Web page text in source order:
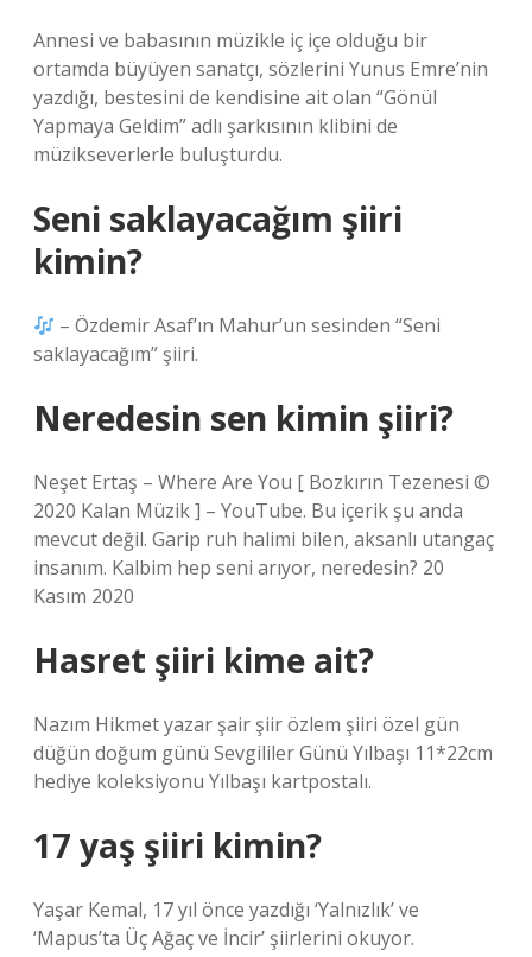
Annesi ve babasının müzikle iç içe olduğu bir
ortamda büyüyen sanatçı, sözlerini Yunus Emre’nin
yazdığı, bestesini de kendisine ait olan “Gönül
Yapmaya Geldim” adlı şarkısının klibini de
müzikseverlerle buluşturdu.
Seni saklayacağım şiiri
kimin?
– Özdemir Asaf’ın Mahur’un sesinden “Seni
saklayacağım” şiiri.
Neredesin sen kimin şiiri?
Neşet Ertaş – Where Are You [ Bozkırın Tezenesi ©
2020 Kalan Müzik ] – YouTube. Bu içerik şu anda
mevcut değil. Garip ruh halimi bilen, aksanlı utangaç
insanım. Kalbim hep seni arıyor, neredesin? 20
Kasım 2020
Hasret şiiri kime ait?
Nazım Hikmet yazar şair şiir özlem şiiri özel gün
düğün doğum günü Sevgililer Günü Yılbaşı 11*22cm
hediye koleksiyonu Yılbaşı kartpostalı.
17 yaş şiiri kimin?
Yaşar Kemal, 17 yıl önce yazdığı ‘Yalnızlık’ ve
‘Mapus’ta Üç Ağaç ve İncir’ şiirlerini okuyor.